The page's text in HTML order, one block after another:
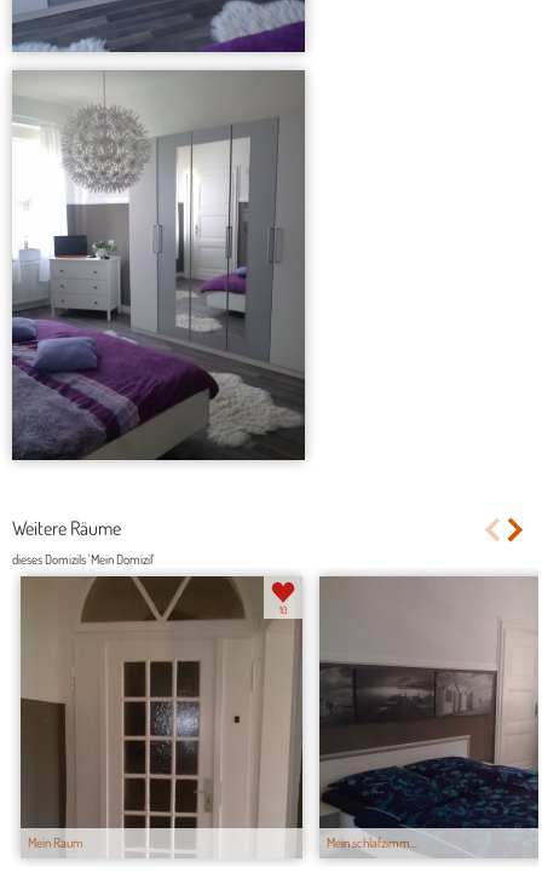
Weitere Räume
dieses Domizils 'Mein Domizil'
Mein Raum
10
Mein schlafzimm...